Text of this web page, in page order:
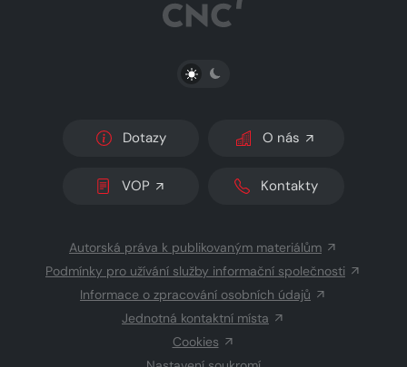
PŘEPNOUT SVĚTLÝ/TMAVÝ REŽIM
Dotazy O nás
VOP Kontakty
Autorská práva k publikovaným materiálům
Podmínky pro užívání služby informační společnosti
Informace o zpracování osobních údajů
Jednotná kontaktní místa
Cookies